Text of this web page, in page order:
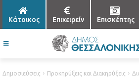
Κάτοικος Επιχειρείν Επισκέπτης
Δημοσιεύσεις Προκηρύξεις και Διακηρύξεις